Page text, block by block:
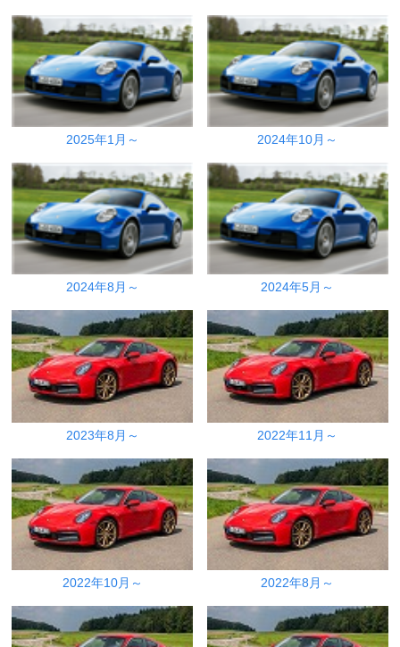
2025年1月～ 2024年10月～
2024年8月～ 2024年5月～
2023年8月～ 2022年11月～
2022年10月～ 2022年8月～